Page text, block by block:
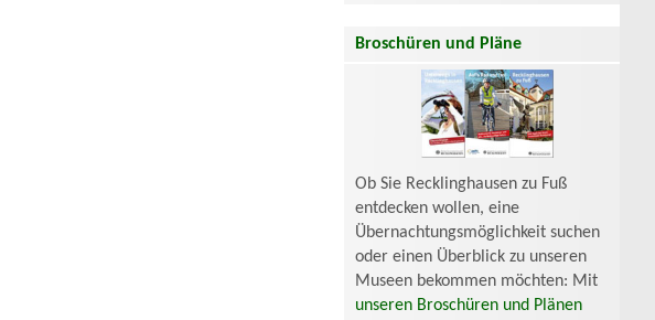
Broschüren und Pläne
Ob Sie Recklinghausen zu Fuß
entdecken wollen, eine
Übernachtungsmöglichkeit suchen
oder einen Überblick zu unseren
Museen bekommen möchten: Mit
unseren Broschüren und Plänen